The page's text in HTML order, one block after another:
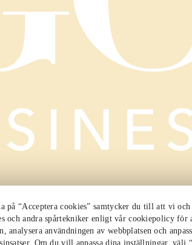
på “Acceptera cookies” samtycker du till att vi och
och andra spårtekniker enligt vår cookiepolicy för
analysera användningen av webbplatsen och
Om du vill anpassa dina inställningar, välj